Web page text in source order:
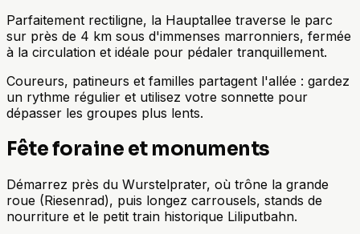
Parfaitement rectiligne, la Hauptallee traverse le parc
sur près de 4 km sous d'immenses marronniers, fermée
à la circulation et idéale pour pédaler tranquillement.
Coureurs, patineurs et familles partagent l'allée : gardez
un rythme régulier et utilisez votre sonnette pour
dépasser les groupes plus lents.
Fête foraine et monuments
Démarrez près du Wurstelprater, où trône la grande
roue (Riesenrad), puis longez carrousels, stands de
nourriture et le petit train historique Liliputbahn.